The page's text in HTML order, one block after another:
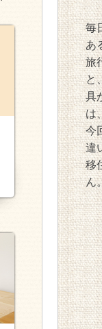
毎
あ
旅
と
具
は
今
違
移
ん